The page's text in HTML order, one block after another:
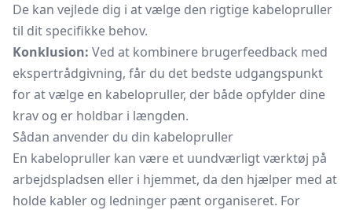
De kan vejlede dig i at vælge den rigtige kabelopruller
til dit specifikke behov.
Konklusion: Ved at kombinere brugerfeedback med
ekspertrådgivning, får du det bedste udgangspunkt
for at vælge en kabelopruller, der både opfylder dine
krav og er holdbar i længden.
Sådan anvender du din kabelopruller
En kabelopruller kan være et uundværligt værktøj på
arbejdspladsen eller i hjemmet, da den hjælper med at
holde kabler og ledninger pænt organiseret. For